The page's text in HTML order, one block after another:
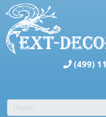
(499)